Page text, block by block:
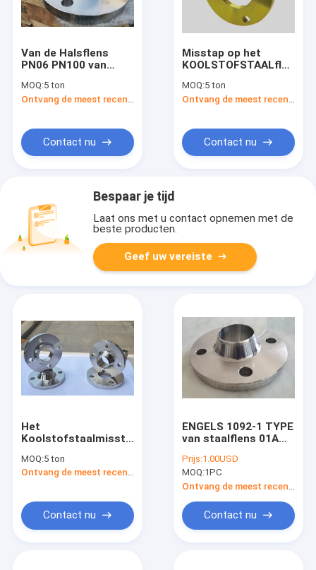
Van de Halsflens
PN06 PN100 van
2634 2635 2636
Lassende het
MOQ:5 ton
Contact nu
Misstap op het
KOOLSTOFSTAALflens
PN6 PN40 Vlakke
Flens 2502 2503 voor
MOQ:5 ton
Contact nu
Bespaar je tijd
Laat ons met u contact opnemen met de
beste producten.
Geef uw vereiste
Het
Koolstofstaalmisstap
Pn6-Pn100 op
Flenzen die
laag bedekken
antiroestolie, die
enz. galvaniseren
MOQ:5 ton
Ontvang de meest recente Prijs
Contact nu
ENGELS 1092-1 TYPE
van staalflens 01A
en10222-2 P245GH
Prijs:1.00USD
MOQ:1PC
Contact nu